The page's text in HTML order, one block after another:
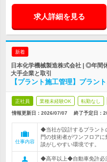
求人詳細を見る
新着
日本化学機械製造株式会社 | ◎年
大手企業と取引
【プラント施工管理】プラン
正社員 業種未経験OK 転勤なし
情報更新日：2026/07/07 終了予定日：
仕事内容
◆当社が設計するプラント
門の技術者がワンフロア
談がしやすい環境です。
◆高卒以上◆自動車免許必